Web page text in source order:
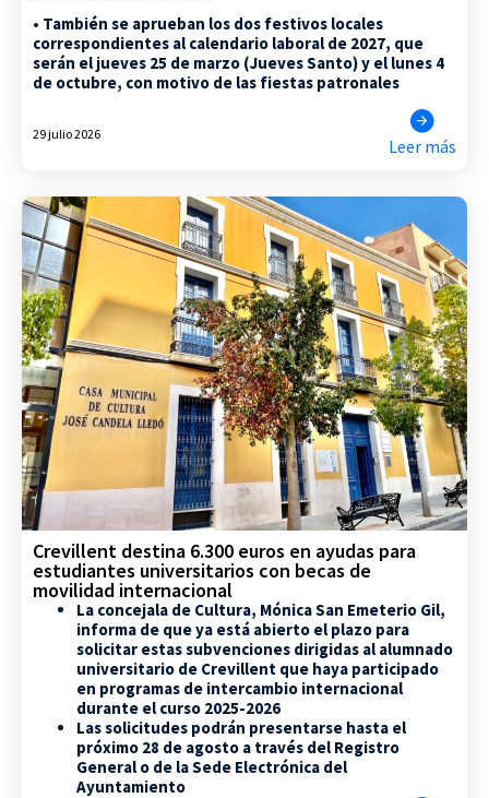
• También se aprueban los dos festivos locales
correspondientes al calendario laboral de 2027, que
serán el jueves 25 de marzo (Jueves Santo) y el lunes 4
de octubre, con motivo de las fiestas patronales
29 julio 2026
Leer más
Crevillent destina 6.300 euros en ayudas para
estudiantes universitarios con becas de
movilidad internacional
La concejala de Cultura, Mónica San Emeterio Gil,
informa de que ya está abierto el plazo para
solicitar estas subvenciones dirigidas al alumnado
universitario de Crevillent que haya participado
en programas de intercambio internacional
durante el curso 2025-2026
Las solicitudes podrán presentarse hasta el
próximo 28 de agosto a través del Registro
General o de la Sede Electrónica del
Ayuntamiento